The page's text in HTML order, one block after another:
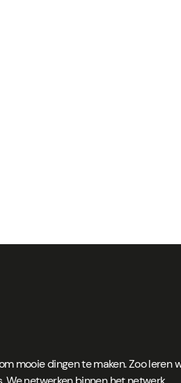
mooie dingen te maken. Zoo leren